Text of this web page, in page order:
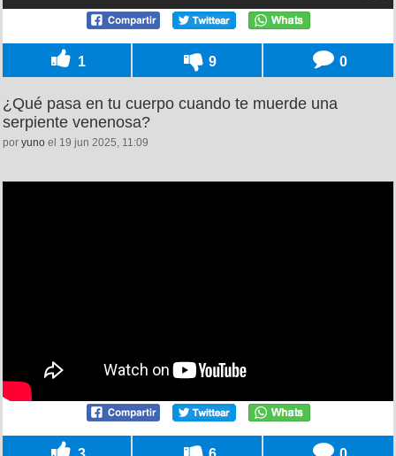
1 9 0
¿Qué pasa en tu cuerpo cuando te muerde una
serpiente venenosa?
por yuno el 19 jun 2025, 11:09